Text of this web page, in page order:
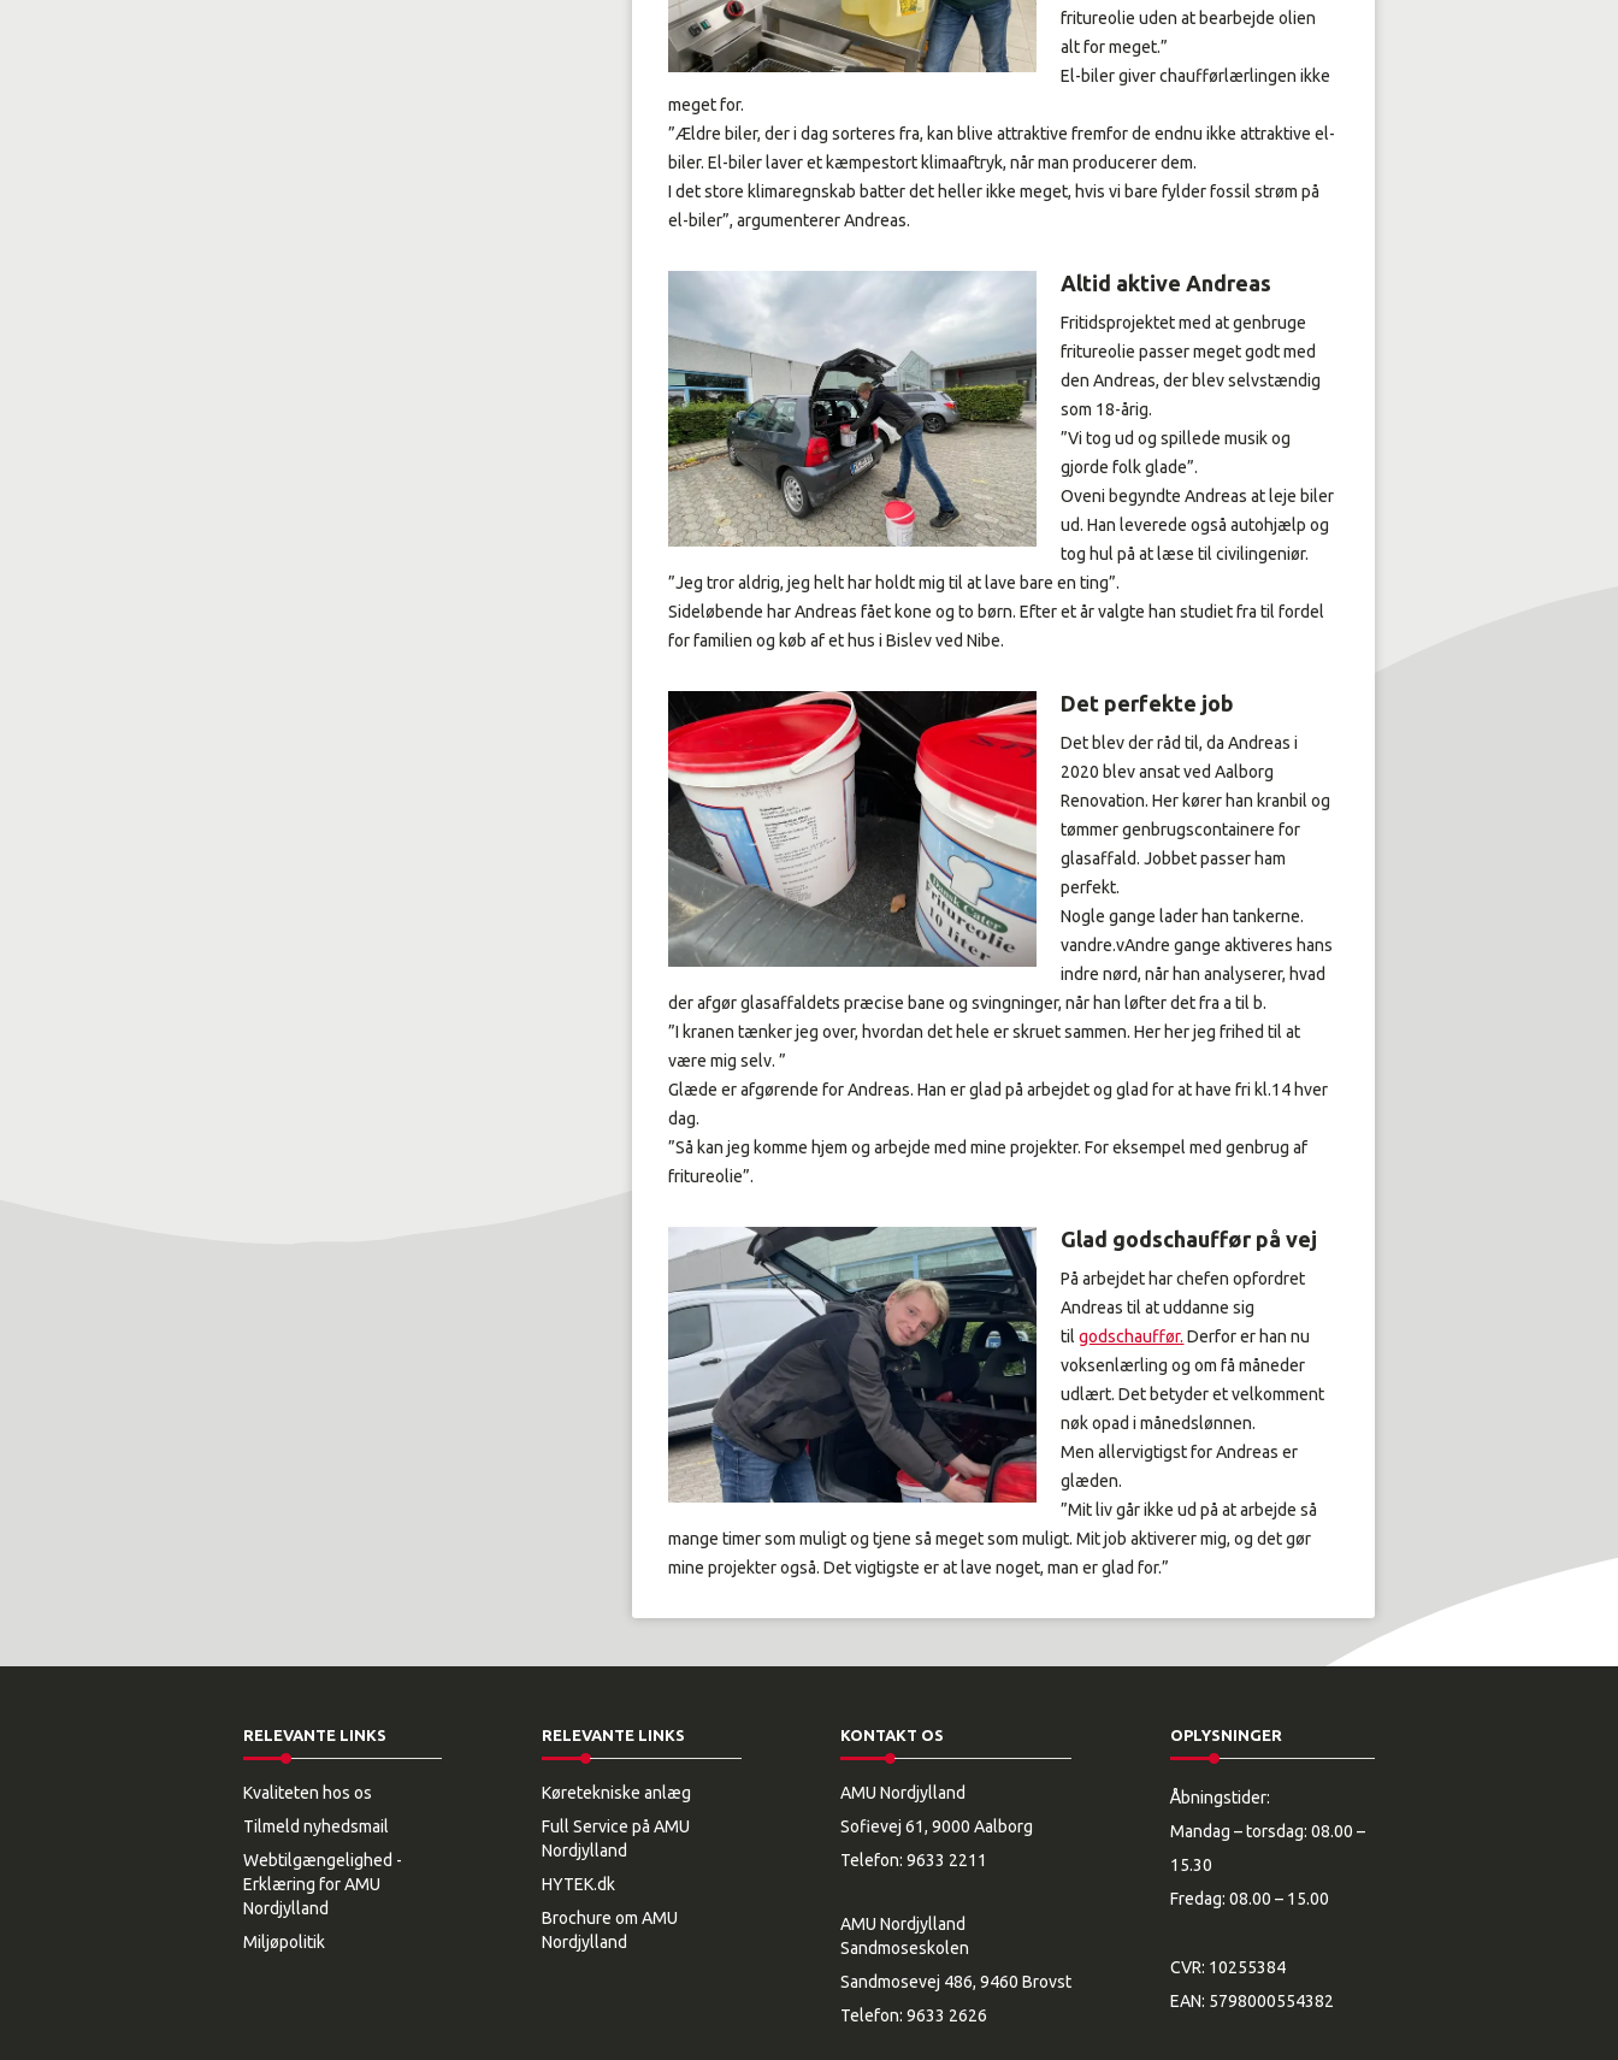
fritureolie uden at bearbejde olien
alt for meget.”
El-biler giver chaufførlærlingen ikke
meget for.
”Ældre biler, der i dag sorteres fra, kan blive attraktive fremfor de endnu ikke attraktive el-
biler. El-biler laver et kæmpestort klimaaftryk, når man producerer dem.
I det store klimaregnskab batter det heller ikke meget, hvis vi bare fylder fossil strøm på
el-biler”, argumenterer Andreas.
Altid aktive Andreas
Fritidsprojektet med at genbruge
fritureolie passer meget godt med
den Andreas, der blev selvstændig
som 18-årig.
”Vi tog ud og spillede musik og
gjorde folk glade”.
Oveni begyndte Andreas at leje biler
ud. Han leverede også autohjælp og
tog hul på at læse til civilingeniør.
”Jeg tror aldrig, jeg helt har holdt mig til at lave bare en ting”.
Sideløbende har Andreas fået kone og to børn. Efter et år valgte han studiet fra til fordel
for familien og køb af et hus i Bislev ved Nibe.
Det perfekte job
Det blev der råd til, da Andreas i
2020 blev ansat ved Aalborg
Renovation. Her kører han kranbil og
tømmer genbrugscontainere for
glasaffald. Jobbet passer ham
perfekt.
Nogle gange lader han tankerne.
vandre.vAndre gange aktiveres hans
indre nørd, når han analyserer, hvad
der afgør glasaffaldets præcise bane og svingninger, når han løfter det fra a til b.
”I kranen tænker jeg over, hvordan det hele er skruet sammen. Her her jeg frihed til at
være mig selv. ”
Glæde er afgørende for Andreas. Han er glad på arbejdet og glad for at have fri kl.14 hver
dag.
”Så kan jeg komme hjem og arbejde med mine projekter. For eksempel med genbrug af
fritureolie”.
Glad godschauffør på vej
På arbejdet har chefen opfordret
Andreas til at uddanne sig
tilgodschauffør. Derfor er han nu
voksenlærling og om få måneder
udlært. Det betyder et velkomment
nøk opad i månedslønnen.
Men allervigtigst for Andreas er
glæden.
”Mit liv går ikke ud på at arbejde så
mange timer som muligt og tjene så meget som muligt. Mit job aktiverer mig, og det gør
mine projekter også. Det vigtigste er at lave noget, man er glad for.”
RELEVANTE LINKS
Kvaliteten hos os
Tilmeld nyhedsmail
Webtilgængelighed -
Erklæring for AMU
Nordjylland
Miljøpolitik
RELEVANTE LINKS
Køretekniske anlæg
Full Service på AMU
Nordjylland
HYTEK.dk
Brochure om AMU
Nordjylland
KONTAKT OS
AMU Nordjylland
Sofievej 61, 9000 Aalborg
Telefon: 9633 2211
AMU Nordjylland
Sandmoseskolen
Sandmosevej 486, 9460 Brovst
Telefon: 9633 2626
OPLYSNINGER
Åbningstider:
Mandag – torsdag: 08.00 –
15.30
Fredag: 08.00 – 15.00
CVR: 10255384
EAN: 5798000554382